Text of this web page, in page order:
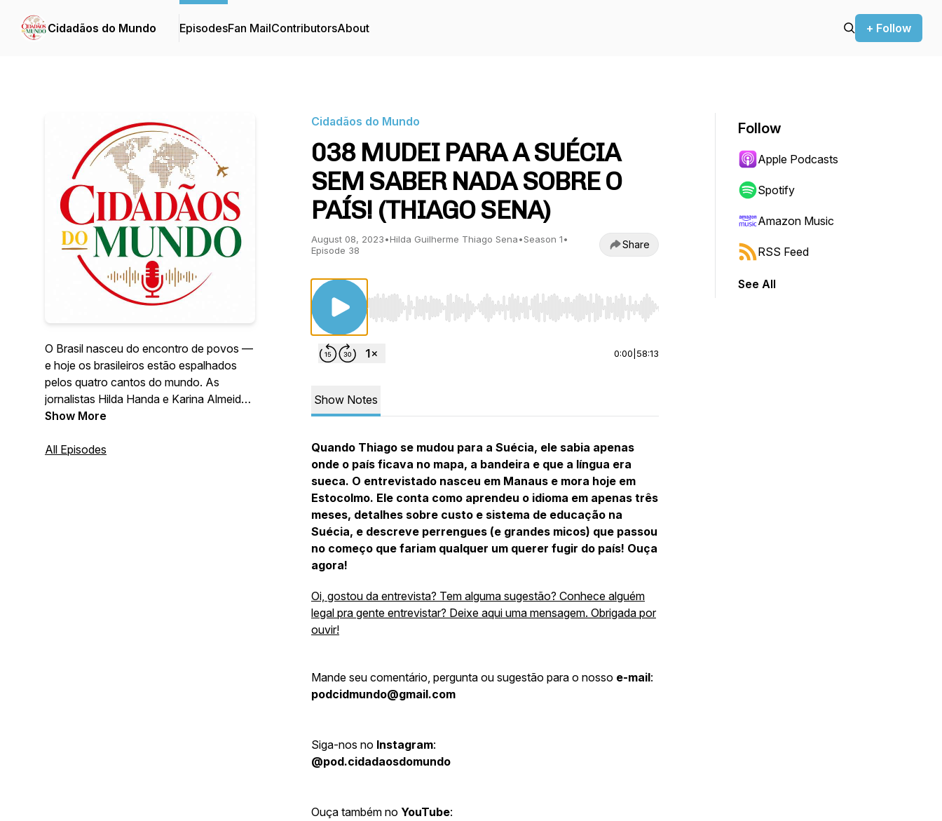
Cidadãos do Mundo EpisodesFan MailContributorsAbout + Follow
O Brasil nasceu do encontro de povos —
e hoje os brasileiros estão espalhados
pelos quatro cantos do mundo. As
jornalistas Hilda Handa e Karina Almeida
compartilham suas histórias de imigração
conversas cheias de experiências,
Show More
All Episodes
Cidadãos do Mundo
038 MUDEI PARA A SUÉCIA
SEM SABER NADA SOBRE O
PAÍS! (THIAGO SENA)
August 08, 2023•Hilda Guilherme Thiago Sena•Season 1•
Episode 38
Share
Use Left/Right to seek, Home/End to jump to start or end. Hold shift to jump forward or backward.
0:00 58:13
Show Notes
Quando Thiago se mudou para a Suécia, ele sabia apenas
onde o país ficava no mapa, a bandeira e que a língua era
sueca. O entrevistado nasceu em Manaus e mora hoje em
Estocolmo. Ele conta como aprendeu o idioma em apenas três
meses, detalhes sobre custo e sistema de educação na
Suécia, e descreve perrengues (e grandes micos) que passou
no começo que fariam qualquer um querer fugir do país! Ouça
agora!
Oi, gostou da entrevista? Tem alguma sugestão? Conhece alguém
legal pra gente entrevistar? Deixe aqui uma mensagem. Obrigada por
ouvir!
Mande seu comentário, pergunta ou sugestão para o nosso e-mail:
podcidmundo@gmail.com
Siga-nos no Instagram:
@pod.cidadaosdomundo
Ouça também no YouTube:
Follow
Apple Podcasts
Spotify
Amazon Music
RSS Feed
See All